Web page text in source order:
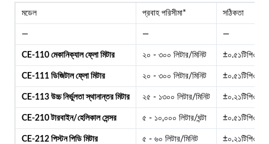
মডেল প্রবাহ পরিসীমা* সঠিকতা
— — —
CE-110 মেকানিক্যাল ফ্লো মিটার ২০ - ৩০০ লিটার/মিনিট ±০.৫১টিপি৩টি
CE-111 ডিজিটাল ফ্লো মিটার ২০ - ৩০০ লিটার/মিনিট ±০.৫১টিপি৩টি
CE-113 উচ্চ নির্ভুলতা স্থানান্তর মিটার ২৫ - ১৩০০ লিটার/মিনিট ±০.২১টিপি৩টি
CE-210 টারবাইন/হেলিকাল সেন্সর ৫ - ১০,০০০ লিটার/ঘন্টা ±০.৫১টিপি৩টি/
CE-212 পিস্টন পিডি মিটার ৫ - ৬০ লিটার/মিনিট ±০.২১টিপি৩টি